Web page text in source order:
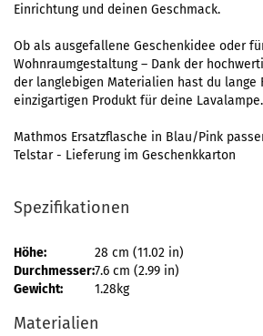
Einrichtung und deinen Geschmack.
Ob als ausgefallene Geschenkidee oder
Wohnraumgestaltung – Dank der
der langlebigen Materialien hast du lange
einzigartigen Produkt für deine Lavalampe.
Mathmos Ersatzflasche in Blau/Pink
Telstar - Lieferung im Geschenkkarton
Spezifikationen
Höhe:
28 cm (11.02 in)
Durchmesser:7.6 cm (2.99 in)
Gewicht:
1.28kg
Materialien